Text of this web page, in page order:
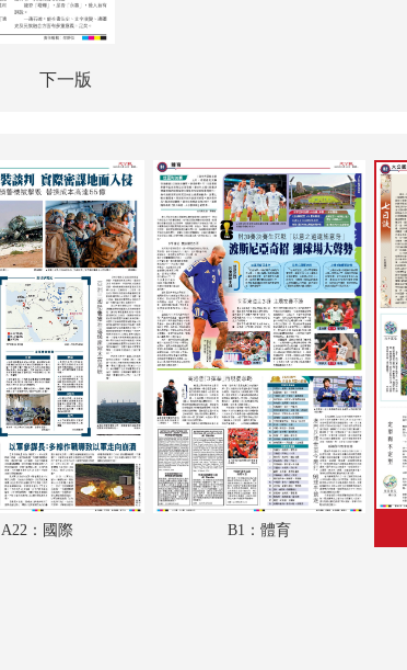
下一版
A18：內地
A19：教育
A20：體育
A21：國際
A22：國際
B1：體育
B2：大公園
B3：小公園
A22：國際 B1：體育